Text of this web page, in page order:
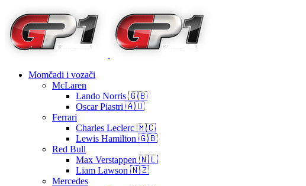
Momčadi i vozači
McLaren
Lando Norris 🇬🇧
Oscar Piastri 🇦🇺
Ferrari
Charles Leclerc 🇲🇨
Lewis Hamilton 🇬🇧
Red Bull
Max Verstappen 🇳🇱
Liam Lawson 🇳🇿
Mercedes